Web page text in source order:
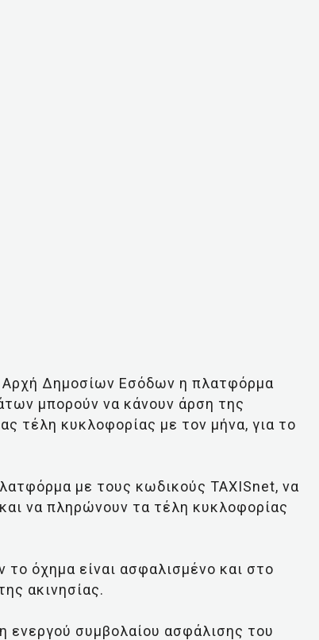
Αρχή Δημοσίων Εσόδων η πλατφόρμα
μπορούν να κάνουν άρση της
τέλη κυκλοφορίας με τον μήνα, για το
με τους κωδικούς TAXISnet, να
να πληρώνουν τα τέλη κυκλοφορίας
το όχημα είναι ασφαλισμένο και στο
ακινησίας.
ενεργού συμβολαίου ασφάλισης του